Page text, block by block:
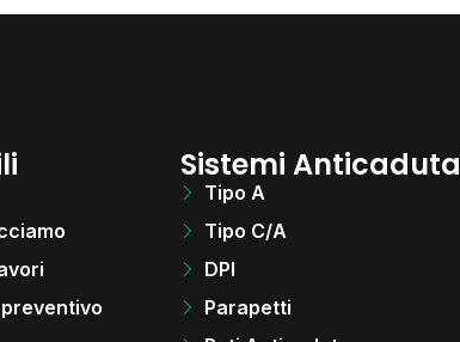
Sistemi Anticaduta
Tipo A
Tipo C/A
DPI
Parapetti